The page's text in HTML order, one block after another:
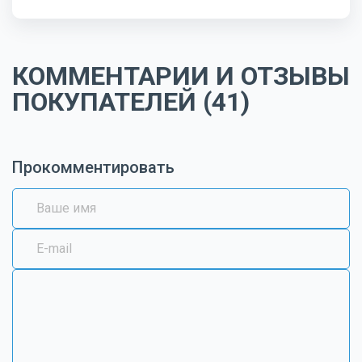
КОММЕНТАРИИ И ОТЗЫВЫ
ПОКУПАТЕЛЕЙ (41)
Прокомментировать